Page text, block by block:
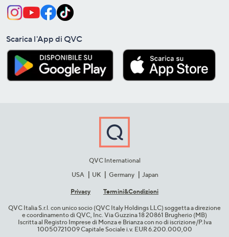
Scarica l'App di QVC
QVC International
USA
UK Germany Japan
Privacy Termini&C​ondizioni
QVC Italia S.r.l. con unico socio (QVC Italy Holdings LLC) soggetta a direzione
e coordinamento di QVC, Inc. Via Guzzina 18 20861 Brugherio (MB)​
Iscritta al Registro Imprese di Monza e Brianza con no di iscrizione/P.Iva
10050721009 Capitale Sociale i.v. EUR 6.200.000,00​